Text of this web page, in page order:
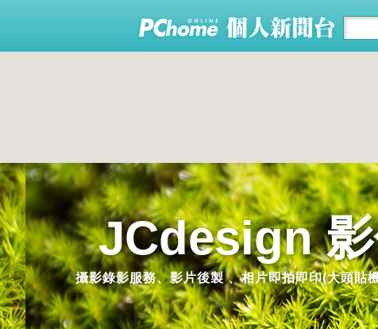
JCdesign
攝影錄影服務、影片後製 、相片即拍即印(大頭